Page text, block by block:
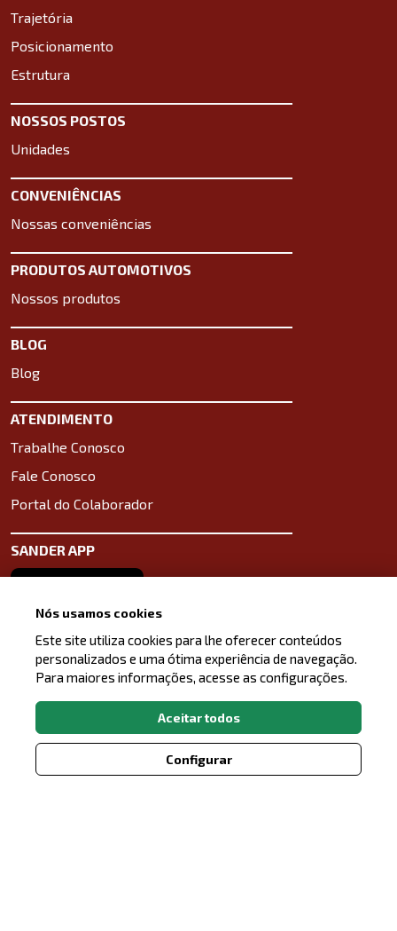
Trajetória
Posicionamento
Estrutura
NOSSOS POSTOS
Unidades
CONVENIÊNCIAS
Nossas conveniências
PRODUTOS AUTOMOTIVOS
Nossos produtos
BLOG
Blog
ATENDIMENTO
Trabalhe Conosco
Fale Conosco
Portal do Colaborador
SANDER APP
Baixe o aplicativo na App Store
Baixe o aplicativo na Google Play Store
Instagram
Nós usamos cookies
Este site utiliza cookies para lhe oferecer conteúdos
personalizados e uma ótima experiência de navegação.
Para maiores informações, acesse as configurações.
Aceitar todos
Configurar